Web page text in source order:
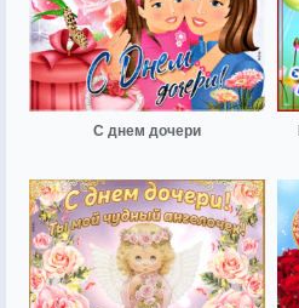
С днем дочери